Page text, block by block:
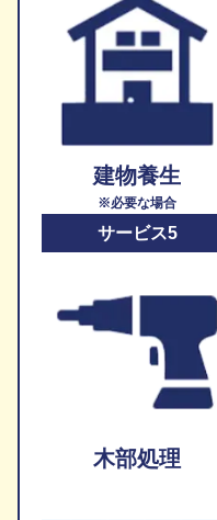
建物養生
※必要な場合
サービス5
木部処理